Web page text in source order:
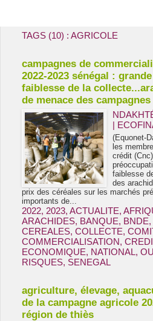
TAGS (10) : AGRICOLE
campagnes de
2022-2023 sénégal :
faiblesse de la
de menace des
|
(Equonet-
les
crédit
faiblesse
des
prix des céréales sur les marchés
importants de...
2022, 2023, ACTUALITE,
ARACHIDES, BANQUE, BNDE,
CEREALES, COLLECTE,
COMMERCIALISATION,
ECONOMIQUE, NATIONAL,
RISQUES, SENEGAL
agriculture, élevage,
de la campagne agricole
région de thiès